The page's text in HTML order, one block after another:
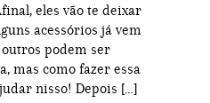
eles vão te deixar
acessórios já vem
podem ser
mas como fazer essa
nisso! Depois […]